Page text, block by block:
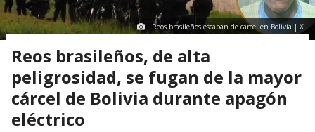
Reos brasileños escapan de cárcel en Bolivia | X
Reos brasileños, de alta
peligrosidad, se fugan de la mayor
cárcel de Bolivia durante apagón
eléctrico